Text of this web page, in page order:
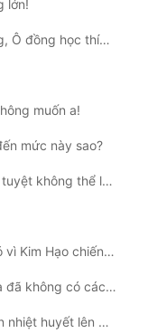
lớn!
Chương 80: Huyết thú cùng xác sống, Ô đồng học thích cái nào?
muốn a!
mức này sao?
Chương 84: Kẻ này lòng lang dạ thú, tuyệt không thể lưu!
Chương 86: Một khắc cũng không có vì Kim Hạo chiến bại mà bi thương, tiếp xuống đuổi tới chiến trường chính là...
Chương 87: Ô Tử Anh: Tiêu Không, ta đã không có cách nào rời đi Tô Nguyên rồi...
Chương 88: Xin ngươi đừng đột nhiên nhiệt huyết lên được không?